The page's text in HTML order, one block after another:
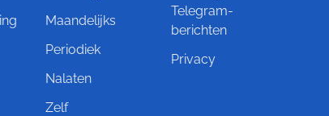
Maandelijks
Periodiek
Nalaten
Zelf
Telegram-
berichten
Privacy